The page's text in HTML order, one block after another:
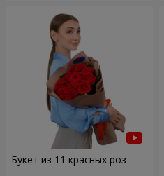
Букет из 11 красных роз